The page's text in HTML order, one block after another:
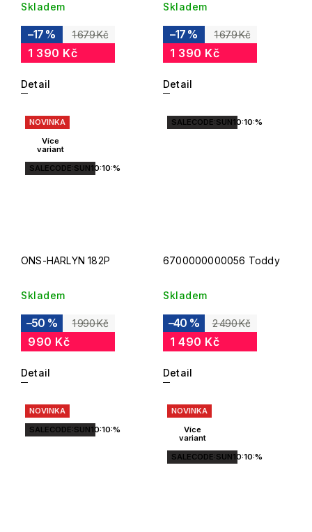
Skladem
1 679 Kč
–17 %
1 390 Kč
Detail
Skladem
1 679 Kč
–17 %
1 390 Kč
Detail
NOVINKA
Více
variant
SALECODE:SUN10:10:%
ONS-HARLYN 182P
Skladem
1 990 Kč
–50 %
990 Kč
Detail
SALECODE:SUN10:10:%
6700000000056 Toddy
Skladem
2 490 Kč
–40 %
1 490 Kč
Detail
NOVINKA
SALECODE:SUN10:10:%
NOVINKA
Více
variant
SALECODE:SUN10:10:%